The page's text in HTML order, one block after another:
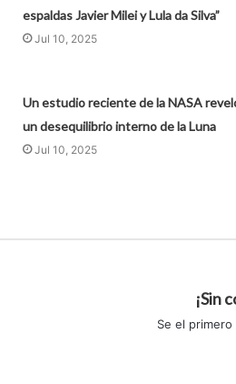
espaldas Javier Milei y Lula da Silva”
Jul 10, 2025
Un estudio reciente de la NASA
un desequilibrio interno de la Luna
Jul 10, 2025
¡Sin
Se el